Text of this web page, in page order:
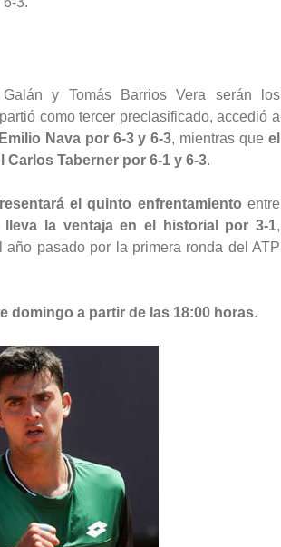
y Tomás Barrios Vera serán los
como tercer preclasificado, accedió a
Nava por 6-3 y 6-3, mientras queel
Taberner por 6-1 y 6-3.
el quinto enfrentamiento entre
lleva la ventaja en el historial por 3-1,
pasado por la primera ronda del ATP
domingo a partir de las 18:00 horas.